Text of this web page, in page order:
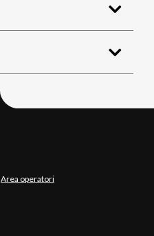
Area operatori